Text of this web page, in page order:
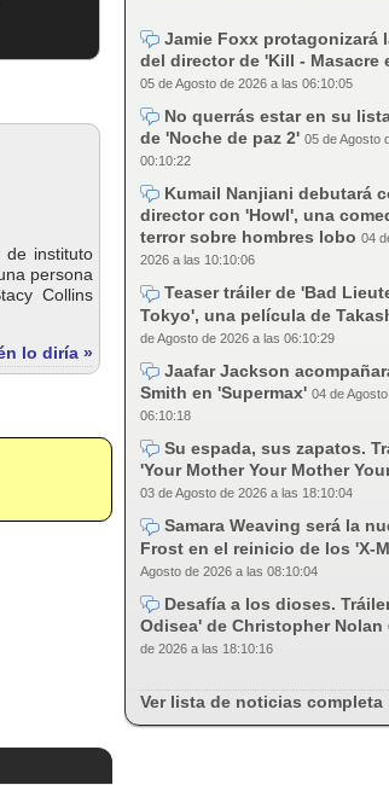
de instituto
persona
Collins
lo diría »
Jamie Foxx protagonizará
del director de 'Kill - Masacre
05 de Agosto de 2026 a las 06:10:05
No querrás estar en su
de 'Noche de paz 2' 05 de Agosto
00:10:22
Kumail Nanjiani debutará
director con 'Howl', una
terror sobre hombres lobo 04
2026 a las 10:10:06
Teaser tráiler de 'Bad
Tokyo', una película de
de Agosto de 2026 a las 06:10:29
Jaafar Jackson
Smith en 'Supermax' 04 de
06:10:18
Su espada, sus zapatos.
'Your Mother Your Mother
03 de Agosto de 2026 a las 18:10:04
Samara Weaving será la
Frost en el reinicio de los 'X-
Agosto de 2026 a las 08:10:04
Desafía a los dioses.
Odisea' de Christopher Nolan
de 2026 a las 18:10:16
Ver lista de noticias completa